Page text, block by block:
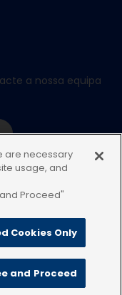
a nossa equipa
are necessary
usage, and
Proceed"
Cookies Only
and Proceed